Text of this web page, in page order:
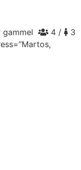
gammel
4 /
3